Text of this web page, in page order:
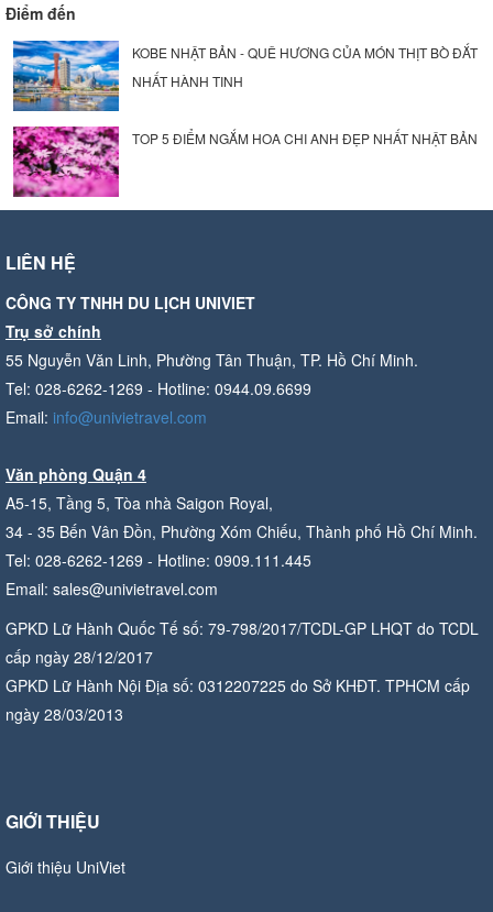
Điểm đến
KOBE NHẬT BẢN - QUÊ HƯƠNG CỦA MÓN THỊT BÒ ĐẮT
NHẤT HÀNH TINH
TOP 5 ĐIỂM NGẮM HOA CHI ANH ĐẸP NHẤT NHẬT BẢN
LIÊN HỆ
CÔNG TY TNHH DU LỊCH UNIVIET
Trụ sở chính
55 Nguyễn Văn Linh, Phường Tân Thuận, TP. Hồ Chí Minh.
Tel: 028-6262-1269 - Hotline: 0944.09.6699
Email: info@univietravel.com
Văn phòng Quận 4
A5-15, Tầng 5, Tòa nhà Saigon Royal,
34 - 35 Bến Vân Đồn, Phường Xóm Chiếu, Thành phố Hồ Chí Minh.
Tel: 028-6262-1269 - Hotline: 0909.111.445
Email: sales@univietravel.com
GPKD Lữ Hành Quốc Tế số: 79-798/2017/TCDL-GP LHQT do TCDL
cấp ngày 28/12/2017
GPKD Lữ Hành Nội Địa số: 0312207225 do Sở KHĐT. TPHCM cấp
ngày 28/03/2013
GIỚI THIỆU
Giới thiệu UniViet